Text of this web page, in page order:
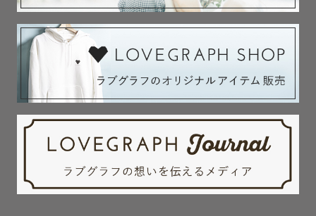
私も9歳と７歳の子どもがおります
うちの子可愛い❤️ と言いながら
日々、シャッターを切っております😆😆
【日程について】
移動時間により撮影時間の調整をお願いすることがござい
早朝・夜間の撮影はお受けしておりません。